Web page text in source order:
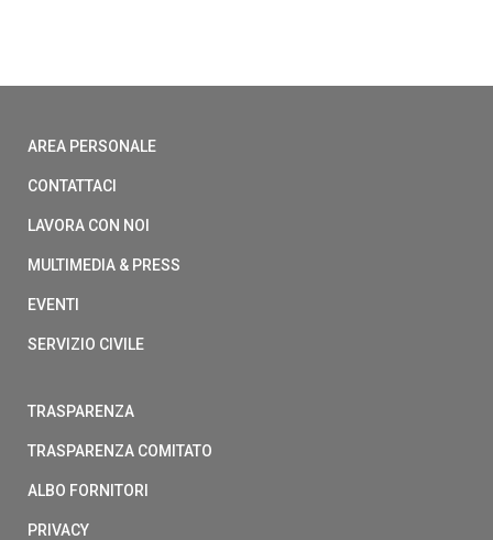
AREA PERSONALE
CONTATTACI
LAVORA CON NOI
MULTIMEDIA & PRESS
EVENTI
SERVIZIO CIVILE
TRASPARENZA
TRASPARENZA COMITATO
ALBO FORNITORI
PRIVACY